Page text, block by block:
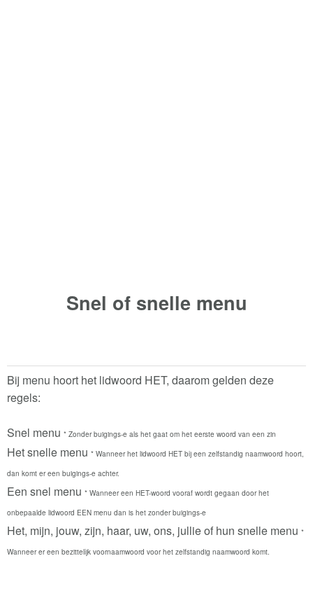
Snel of snelle menu
Bij menu hoort het lidwoord HET, daarom gelden deze
regels:
Snel menu * Zonder buigings-e als het gaat om het eerste woord van een zin
Het snelle menu * Wanneer het lidwoord HET bij een zelfstandig naamwoord hoort,
dan komt er een buigings-e achter.
Een snel menu * Wanneer een HET-woord vooraf wordt gegaan door het
onbepaalde lidwoord EEN menu dan is het zonder buigings-e
Het, mijn, jouw, zijn, haar, uw, ons, jullie of hun snelle menu *
Wanneer er een bezittelijk voornaamwoord voor het zelfstandig naamwoord komt.